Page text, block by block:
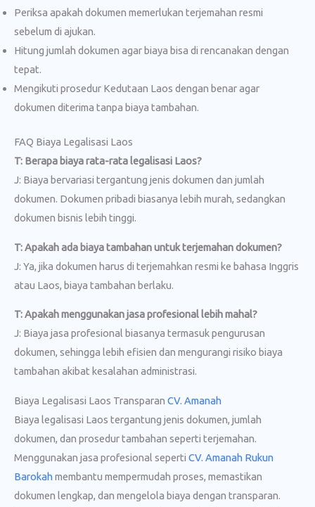
Periksa apakah dokumen memerlukan terjemahan resmi
sebelum di ajukan.
Hitung jumlah dokumen agar biaya bisa di rencanakan dengan
tepat.
Mengikuti prosedur Kedutaan Laos dengan benar agar
dokumen diterima tanpa biaya tambahan.
FAQ Biaya Legalisasi Laos
T: Berapa biaya rata-rata legalisasi Laos?
J: Biaya bervariasi tergantung jenis dokumen dan jumlah
dokumen. Dokumen pribadi biasanya lebih murah, sedangkan
dokumen bisnis lebih tinggi.
T: Apakah ada biaya tambahan untuk terjemahan dokumen?
J: Ya, jika dokumen harus di terjemahkan resmi ke bahasa Inggris
atau Laos, biaya tambahan berlaku.
T: Apakah menggunakan jasa profesional lebih mahal?
J: Biaya jasa profesional biasanya termasuk pengurusan
dokumen, sehingga lebih efisien dan mengurangi risiko biaya
tambahan akibat kesalahan administrasi.
Biaya Legalisasi Laos Transparan CV. Amanah
Biaya legalisasi Laos tergantung jenis dokumen, jumlah
dokumen, dan prosedur tambahan seperti terjemahan.
Menggunakan jasa profesional seperti CV. Amanah Rukun
Barokah membantu mempermudah proses, memastikan
dokumen lengkap, dan mengelola biaya dengan transparan.